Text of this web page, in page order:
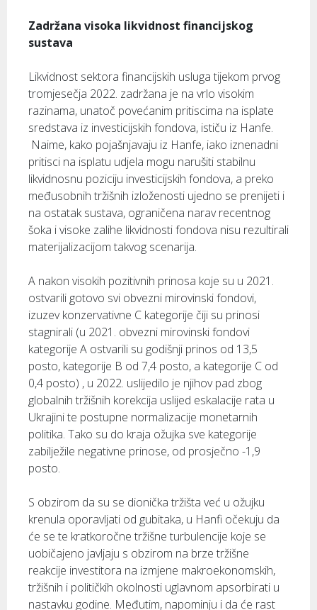
Zadržana visoka likvidnost financijskog
sustava
Likvidnost sektora financijskih usluga tijekom prvog
tromjesečja 2022. zadržana je na vrlo visokim
razinama, unatoč povećanim pritiscima na isplate
sredstava iz investicijskih fondova, ističu iz Hanfe.
Naime, kako pojašnjavaju iz Hanfe, iako iznenadni
pritisci na isplatu udjela mogu narušiti stabilnu
likvidnosnu poziciju investicijskih fondova, a preko
međusobnih tržišnih izloženosti ujedno se prenijeti i
na ostatak sustava, ograničena narav recentnog
šoka i visoke zalihe likvidnosti fondova nisu rezultirali
materijalizacijom takvog scenarija.
A nakon visokih pozitivnih prinosa koje su u 2021.
ostvarili gotovo svi obvezni mirovinski fondovi,
izuzev konzervativne C kategorije čiji su prinosi
stagnirali (u 2021. obvezni mirovinski fondovi
kategorije A ostvarili su godišnji prinos od 13,5
posto, kategorije B od 7,4 posto, a kategorije C od
0,4 posto) , u 2022. uslijedilo je njihov pad zbog
globalnih tržišnih korekcija uslijed eskalacije rata u
Ukrajini te postupne normalizacije monetarnih
politika. Tako su do kraja ožujka sve kategorije
zabilježile negativne prinose, od prosječno -1,9
posto.
S obzirom da su se dionička tržišta već u ožujku
krenula oporavljati od gubitaka, u Hanfi očekuju da
će se te kratkoročne tržišne turbulencije koje se
uobičajeno javljaju s obzirom na brze tržišne
reakcije investitora na izmjene makroekonomskih,
tržišnih i političkih okolnosti uglavnom apsorbirati u
nastavku godine. Međutim, napominju i da će rast